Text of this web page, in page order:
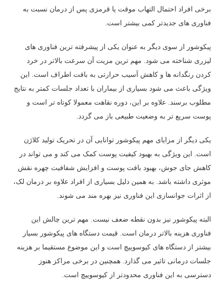
برخی افراد احتمال التهاب موقت یا قرمزی پس از درمان نسبت به
فناوری های جدیدتر کمی بیشتر است.
پیکوشور از سوی دیگر به عنوان یکی از پیشرفته ترین فناوری های
لیزری شناخته می شود. مهم ترین مزیت آن سرعت بالاتر در خرد
کردن رنگدانه ها و کاهش آسیب حرارتی به بافت اطراف است. این
ویژگی باعث می شود بسیاری از بیماران با تعداد جلسات کمتر به نتایج
مطلوب برسند. علاوه بر این، دوره نقاهت معمولا کوتاه تر است و
پوست سریع تر به وضعیت طبیعی باز می گردد.
یکی دیگر از مزایای مهم پیکوشور توانایی آن در تحریک تولید کلاژن
است. این ویژگی به بهبود کیفیت پوست کمک می کند و می تواند در
کاهش جای جوش، بهبود بافت پوست و افزایش شفافیت چهره نقش
موثری داشته باشد. به همین دلیل بسیاری از افراد علاوه بر درمان لک،
از اثرات جوانسازی این فناوری نیز بهره مند می شوند.
البته پیکوشور نیز بدون نقطه ضعف نیست. مهم ترین چالش این
فناوری هزینه بالاتر درمان است. قیمت دستگاه های پیکوشور بسیار
بیشتر از دستگاه های کیوسوییچ است و این موضوع مستقیما بر هزینه
جلسات درمانی تاثیر می گذارد. همچنین در برخی مراکز هنوز
دسترسی به این فناوری محدودتر از کیوسوییچ است.